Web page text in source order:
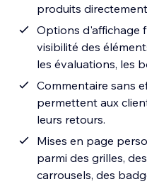
produits
Options d'affichage
visibilité des
les évaluations, les
Commentaire sans
permettent aux
leurs retours.
Mises en page
parmi des grilles,
carrousels, des